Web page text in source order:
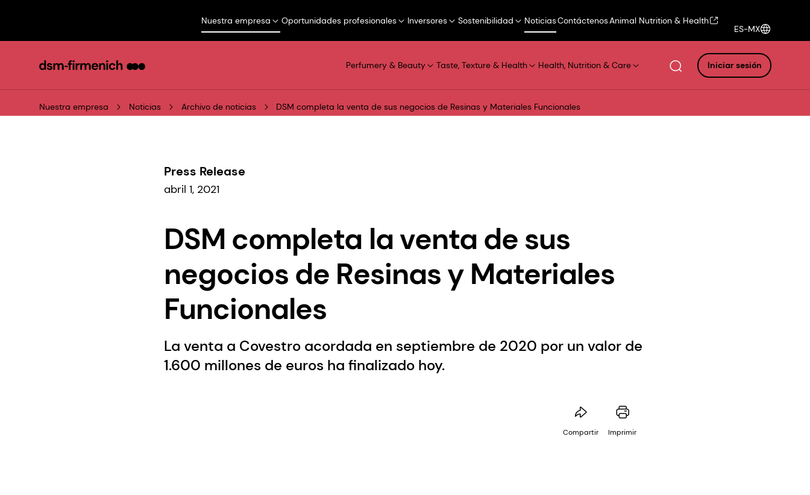
Nuestra empresa Oportunidades profesionales Inversores Sostenibilidad NoticiasContáctenosAnimal Nutrition & Health
ES-MX
Perfumery & Beauty Taste, Texture & Health Health, Nutrition & Care Iniciar sesión
Nuestra empresa Noticias Archivo de noticias DSM completa la venta de sus negocios de Resinas y Materiales Funcionales
Press Release
abril 1, 2021
DSM completa la venta de sus
negocios de Resinas y Materiales
Funcionales
La venta a Covestro acordada en septiembre de 2020 por un valor de
1.600 millones de euros ha finalizado hoy.
Compartir Imprimir